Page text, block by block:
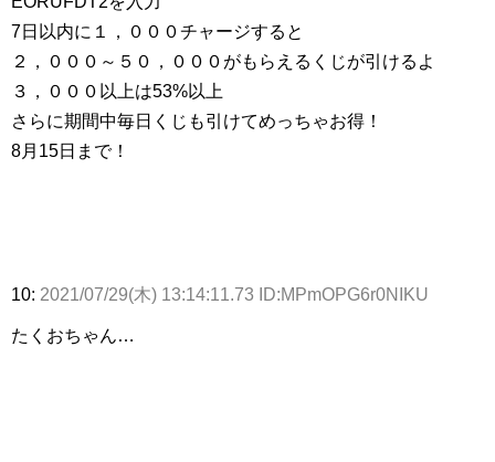
7日以内に１，０００チャージすると
２，０００～５０，０００がもらえるくじが引けるよ
３，０００以上は53%以上
さらに期間中毎日くじも引けてめっちゃお得！
8月15日まで！
10: 2021/07/29(木) 13:14:11.73 ID:MPmOPG6r0NIKU
たくおちゃん…